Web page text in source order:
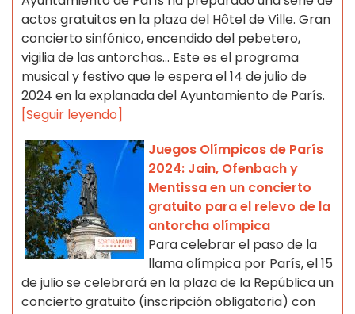
actos gratuitos en la plaza del Hôtel de Ville. Gran
concierto sinfónico, encendido del pebetero,
vigilia de las antorchas... Este es el programa
musical y festivo que le espera el 14 de julio de
2024 en la explanada del Ayuntamiento de París.
[Seguir leyendo]
Juegos Olímpicos de París
2024: Jain, Ofenbach y
Mentissa en un concierto
gratuito para el relevo de la
antorcha olímpica
Para celebrar el paso de la
llama olímpica por París, el 15
de julio se celebrará en la plaza de la República un
concierto gratuito (inscripción obligatoria) con